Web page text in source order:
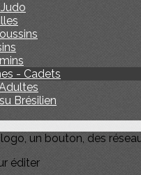
- Cadets
Brésilien
un bouton, des
éditer